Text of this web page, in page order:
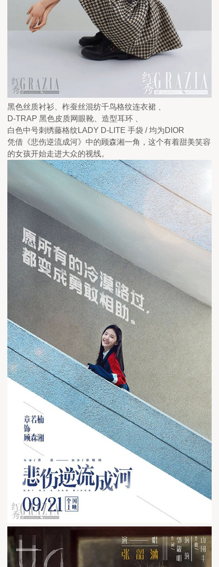
黑色丝质衬衫、柞蚕丝混纺千鸟格纹连衣裙 、
D-TRAP 黑色皮质网眼靴、造型耳环 、
白色中号刺绣藤格纹LADY D-LITE 手袋 / 均为DIOR
凭借《悲伤逆流成河》中的顾森湘一角，这个有着甜美笑容
的女孩开始走进大众的视线。